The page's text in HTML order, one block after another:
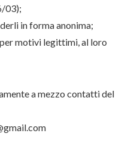
03);
in forma anonima;
motivi legittimi, al loro
a mezzo contatti del